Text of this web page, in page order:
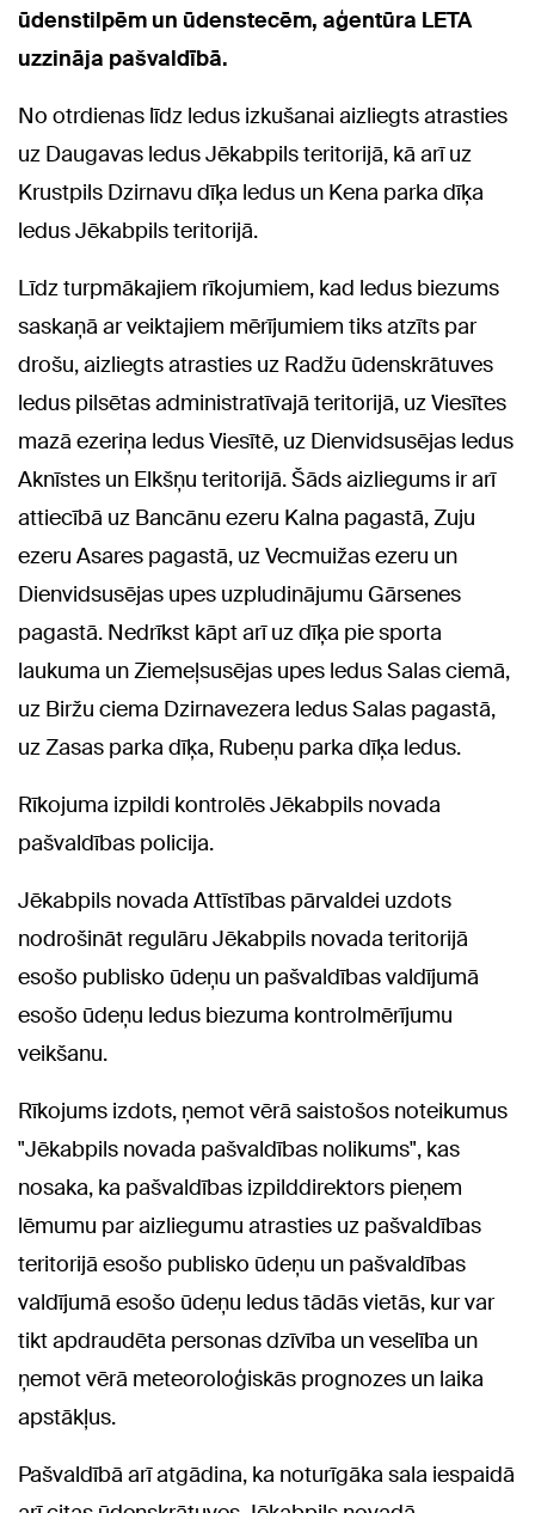
ūdenstilpēm un ūdenstecēm, aģentūra LETA
uzzināja pašvaldībā.
No otrdienas līdz ledus izkušanai aizliegts atrasties
uz Daugavas ledus Jēkabpils teritorijā, kā arī uz
Krustpils Dzirnavu dīķa ledus un Kena parka dīķa
ledus Jēkabpils teritorijā.
Līdz turpmākajiem rīkojumiem, kad ledus biezums
saskaņā ar veiktajiem mērījumiem tiks atzīts par
drošu, aizliegts atrasties uz Radžu ūdenskrātuves
ledus pilsētas administratīvajā teritorijā, uz Viesītes
mazā ezeriņa ledus Viesītē, uz Dienvidsusējas ledus
Aknīstes un Elkšņu teritorijā. Šāds aizliegums ir arī
attiecībā uz Bancānu ezeru Kalna pagastā, Zuju
ezeru Asares pagastā, uz Vecmuižas ezeru un
Dienvidsusējas upes uzpludinājumu Gārsenes
pagastā. Nedrīkst kāpt arī uz dīķa pie sporta
laukuma un Ziemeļsusējas upes ledus Salas ciemā,
uz Biržu ciema Dzirnavezera ledus Salas pagastā,
uz Zasas parka dīķa, Rubeņu parka dīķa ledus.
Rīkojuma izpildi kontrolēs Jēkabpils novada
pašvaldības policija.
Jēkabpils novada Attīstības pārvaldei uzdots
nodrošināt regulāru Jēkabpils novada teritorijā
esošo publisko ūdeņu un pašvaldības valdījumā
esošo ūdeņu ledus biezuma kontrolmērījumu
veikšanu.
Rīkojums izdots, ņemot vērā saistošos noteikumus
"Jēkabpils novada pašvaldības nolikums", kas
nosaka, ka pašvaldības izpilddirektors pieņem
lēmumu par aizliegumu atrasties uz pašvaldības
teritorijā esošo publisko ūdeņu un pašvaldības
valdījumā esošo ūdeņu ledus tādās vietās, kur var
tikt apdraudēta personas dzīvība un veselība un
ņemot vērā meteoroloģiskās prognozes un laika
apstākļus.
Pašvaldībā arī atgādina, ka noturīgāka sala iespaidā